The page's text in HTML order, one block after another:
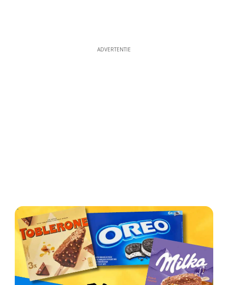
ADVERTENTIE